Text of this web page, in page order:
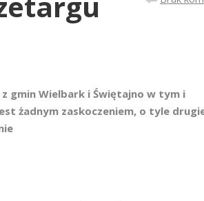
gmin Wielbark i Świętajno w tym i
żadnym zaskoczeniem, o tyle